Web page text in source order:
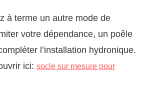
à terme un autre mode de
votre dépendance, un poêle
l’installation hydronique.
ici: socle sur mesure pour